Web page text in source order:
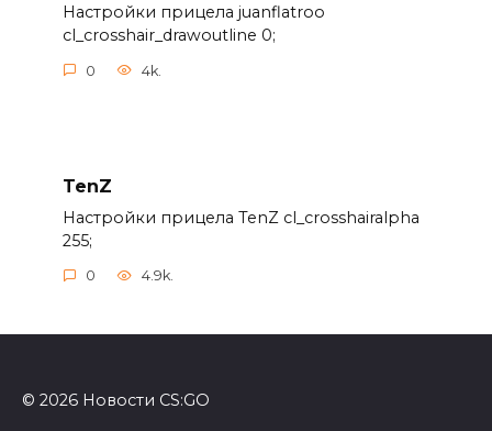
Настройки прицела juanflatroo
cl_crosshair_drawoutline 0;
0 4k.
TenZ
Настройки прицела TenZ cl_crosshairalpha
255;
0 4.9k.
© 2026 Новости CS:GO